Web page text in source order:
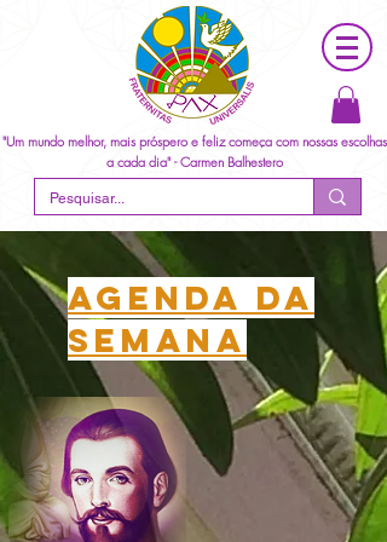
"Um mundo melhor, mais próspero e feliz começa com nossas escolhas
a cada dia" - Carmen Balhestero
agenda da
semana